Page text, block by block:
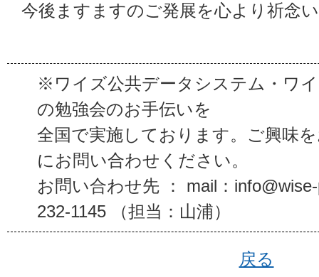
今後ますますのご発展を心より祈念
※ワイズ公共データシステム・ワ
の勉強会のお手伝いを
全国で実施しております。ご興味
にお問い合わせください。
お問い合わせ先 ： mail：
232-1145 （担当：山浦）
戻る